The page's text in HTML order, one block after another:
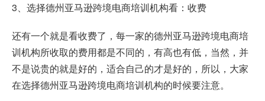
3、选择德州亚马逊跨境电商培训机构看：收费
还有一个就是看收费了，每一家的德州亚马逊跨境电商培
训机构所收取的费用都是不同的，有高也有低，当然，并
不是说贵的就是好的，适合自己的才是好的，所以，大家
在选择德州亚马逊跨境电商培训机构的时候要注意。